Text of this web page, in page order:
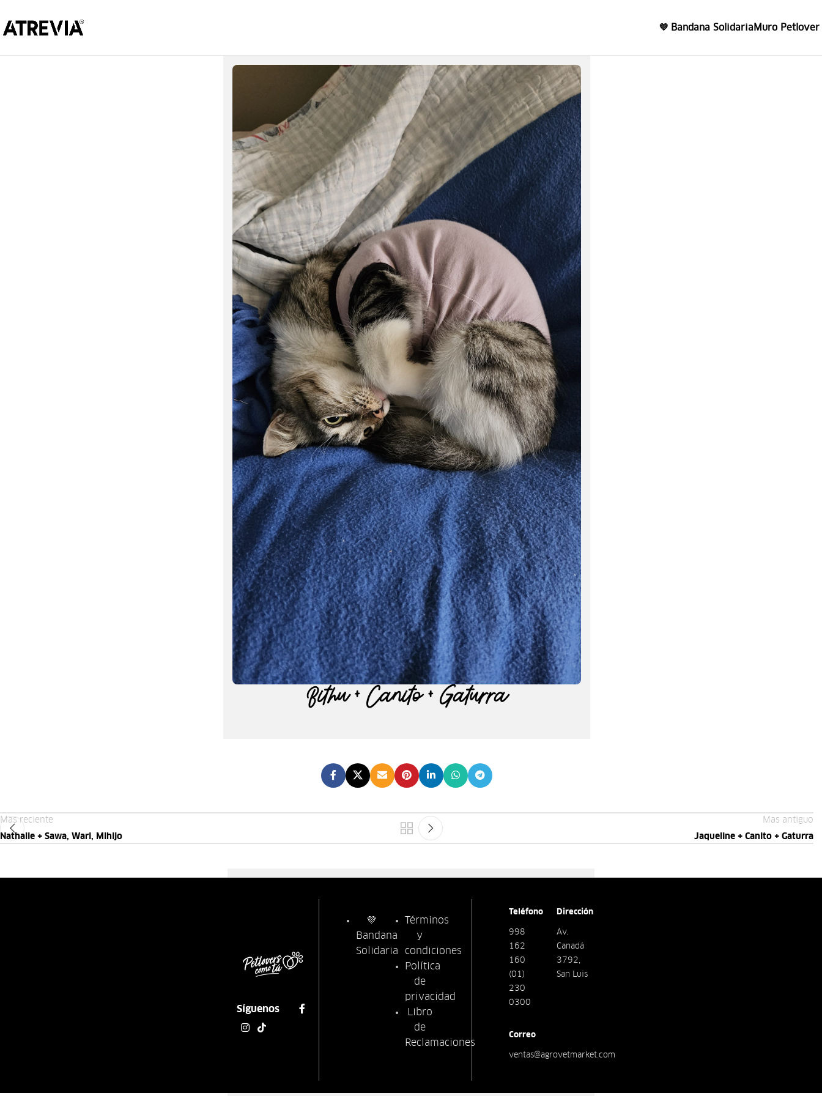
💜 Bandana SolidariaMuro Petlover
Bithu + Canito + Gaturra
Mas reciente
Nathalie + Sawa, Wari, Mihijo
Mas antiguo
Jaqueline + Canito + Gaturra
Síguenos
💜
Bandana
Solidaria
Términos
y
condiciones
Política
de
privacidad
Libro
de
Reclamaciones
Teléfono
998
162
160
(01)
230
0300
Dirección
Av.
Canadá
3792,
San Luis
Correo
ventas@agrovetmarket.com